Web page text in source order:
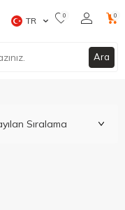
Ara
TR 0 0